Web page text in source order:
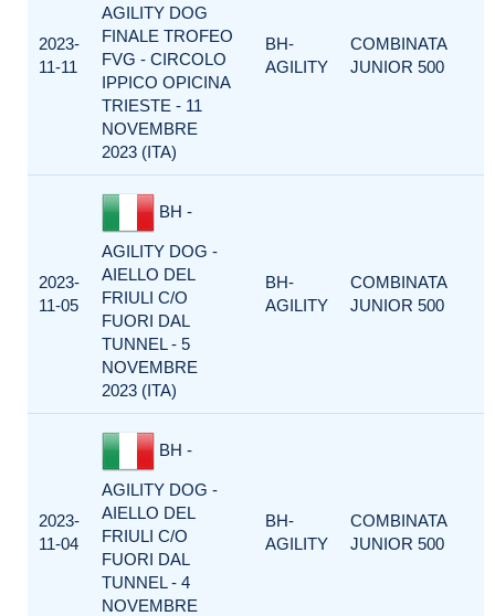
2023-
11-11
AGILITY DOG
FINALE TROFEO
FVG - CIRCOLO
IPPICO OPICINA
TRIESTE - 11
NOVEMBRE
2023 (ITA)
BH-
AGILITY
COMBINATA
JUNIOR 500
2023-
11-05
BH -
AGILITY DOG -
AIELLO DEL
FRIULI C/O
FUORI DAL
TUNNEL - 5
NOVEMBRE
2023 (ITA)
BH-
AGILITY
COMBINATA
JUNIOR 500
2023-
11-04
BH -
AGILITY DOG -
AIELLO DEL
FRIULI C/O
FUORI DAL
TUNNEL - 4
NOVEMBRE
BH-
AGILITY
COMBINATA
JUNIOR 500